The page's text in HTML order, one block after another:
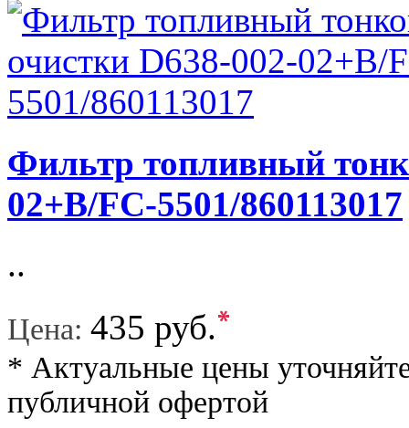
Фильтр топливный
02+B/FC-5501/860113017
..
Цена: 435 руб.*
* Актуальные цены
публичной офертой